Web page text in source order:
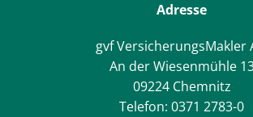
Adresse
gvf VersicherungsMakler
An der Wiesenmühle
09224 Chemnitz
Telefon: 0371 2783-0